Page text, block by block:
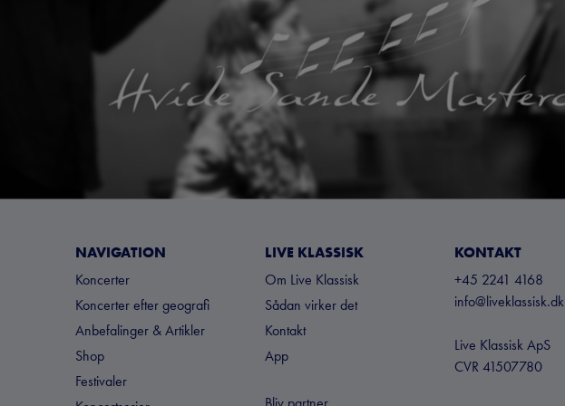
NAVIGATION
Koncerter
Koncerter efter geografi
Anbefalinger & Artikler
Shop
Festivaler
LIVE KLASSISK
Om Live Klassisk
Sådan virker det
Kontakt
App
KONTAKT
+45 2241 4168
info@liveklassisk.dk
Live Klassisk ApS
CVR 41507780